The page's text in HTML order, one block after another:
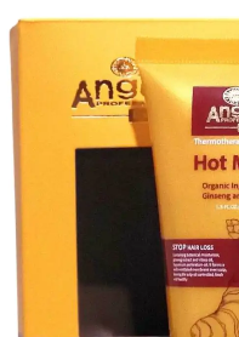
Angel
для